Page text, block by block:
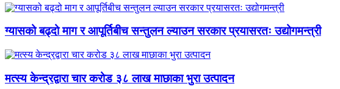
ग्यासको बढ्दो माग र आपूर्तिबीच सन्तुलन ल्याउन सरकार प्रयासरतः उद्योगमन्त्री
मत्स्य केन्द्रद्वारा चार करोड ३८ लाख माछाका भुरा उत्पादन